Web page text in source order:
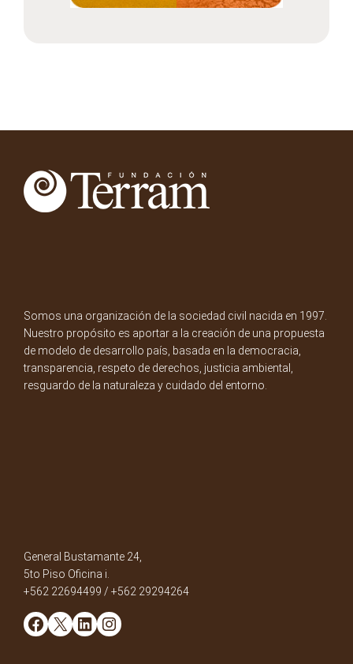
Somos una organización de la sociedad civil nacida en 1997.
Nuestro propósito es aportar a la creación de una propuesta
de modelo de desarrollo país, basada en la democracia,
transparencia, respeto de derechos, justicia ambiental,
resguardo de la naturaleza y cuidado del entorno.
General Bustamante 24,
5to Piso Oficina i.
+562 22694499 / +562 29294264